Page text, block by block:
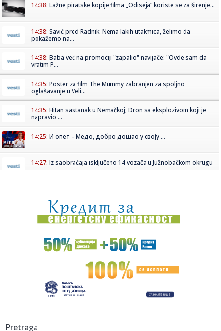
14:38: Lažne piratske kopije filma „Odiseja“ koriste se za širenje...
14:38: Savić pred Radnik: Nema lakih utakmica, želimo da
pokažemo na...
14:38: Baba već na promociji "zapalio" navijače: "Ovde sam da
vratim P...
14:35: Poster za film The Mummy zabranjen za spoljno
oglašavanje u Veli...
14:35: Hitan sastanak u Nemačkoj; Dron sa eksplozivom koji je
napravio ...
14:25: И опет – Медо, добро дошао у своју ...
14:27: Iz saobraćaja isključeno 14 vozača u Južnobačkom okrugu
14:26:Prvi put viđeni vrtlozi na Suncu: Naučnici rešavaju misteriju
14:24:Znakovi da vaš pas možda pati od artritisa
Španija zaprijetila Italiji kontramjerama
14:24:Zatražen pritvor uhapšenima u akciji "Trasa"
avgusta
Pretraga